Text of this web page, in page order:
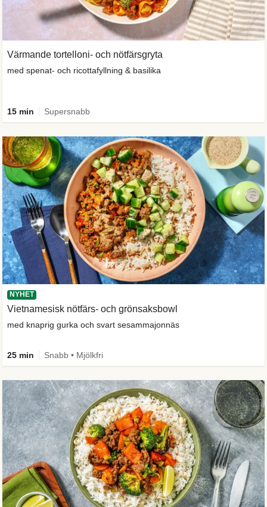
Värmande tortelloni- och nötfärsgryta
med spenat- och ricottafyllning & basilika
15 min Supersnabb
NYHET
Vietnamesisk nötfärs- och grönsaksbowl
med knaprig gurka och svart sesammajonnäs
25 min Snabb • Mjölkfri